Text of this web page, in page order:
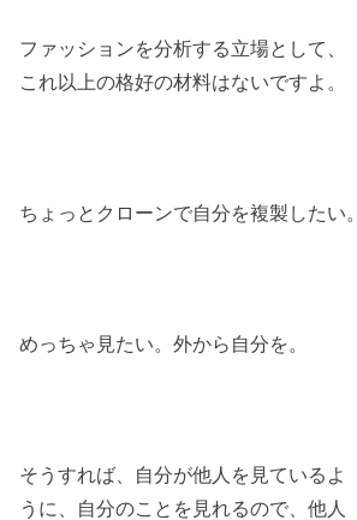
ファッションを分析する立場として、
これ以上の格好の材料はないですよ。
ちょっとクローンで自分を複製したい。
めっちゃ見たい。外から自分を。
そうすれば、自分が他人を見ているよ
うに、自分のことを見れるので、他人